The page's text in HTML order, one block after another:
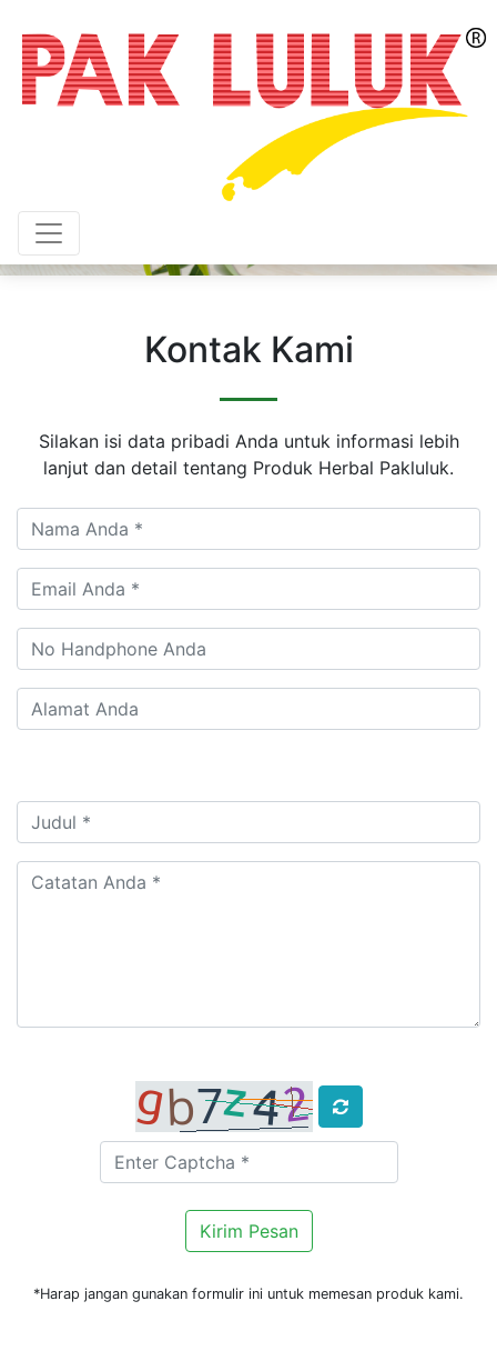
Kontak Kami
Silakan isi data pribadi Anda untuk informasi lebih
lanjut dan detail tentang Produk Herbal Pakluluk.
*Harap jangan gunakan formulir ini untuk memesan produk kami.